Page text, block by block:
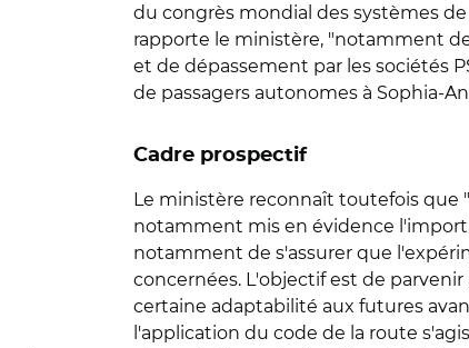
du congrès mondial des systèmes
rapporte le ministère, "notamment
et de dépassement par les sociétés
de passagers autonomes à Sophia-
Cadre prospectif
Le ministère reconnaît toutefois que
notamment mis en évidence
notamment de s'assurer que
concernées. L'objectif est de
certaine adaptabilité aux futures
l'application du code de la route